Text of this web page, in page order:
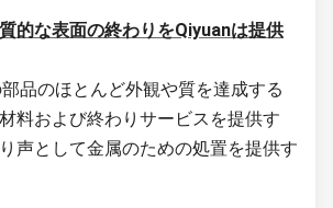
的な表面の終わりをQiyuanは提供
品のほとんど外観や質を達成する
料および終わりサービスを提供す
声として金属のための処置を提供す